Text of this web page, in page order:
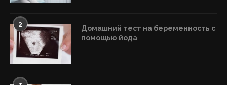
2
Домашний тест на беременность с
помощью йода